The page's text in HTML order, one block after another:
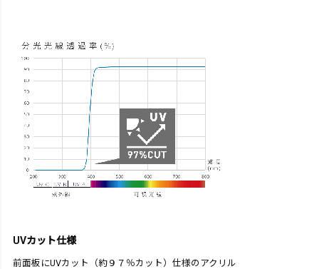
UVカット仕様
前面板にUVカット（約９７％カット）仕様のアクリル